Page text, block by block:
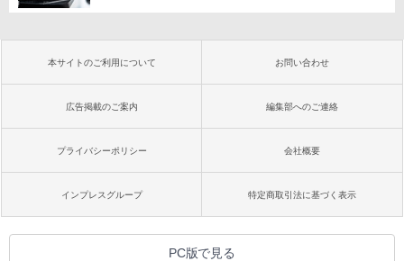
本サイトのご利用について お問い合わせ
広告掲載のご案内 編集部へのご連絡
プライバシーポリシー 会社概要
インプレスグループ 特定商取引法に基づく表示
PC版で見る